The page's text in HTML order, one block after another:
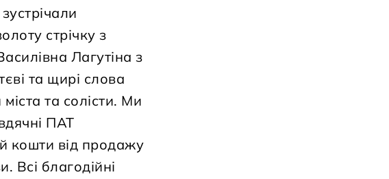
стрічку з
Лагутіна з
та щирі слова
та солісти. Ми
ПАТ
кошти від продажу
Всі благодійні